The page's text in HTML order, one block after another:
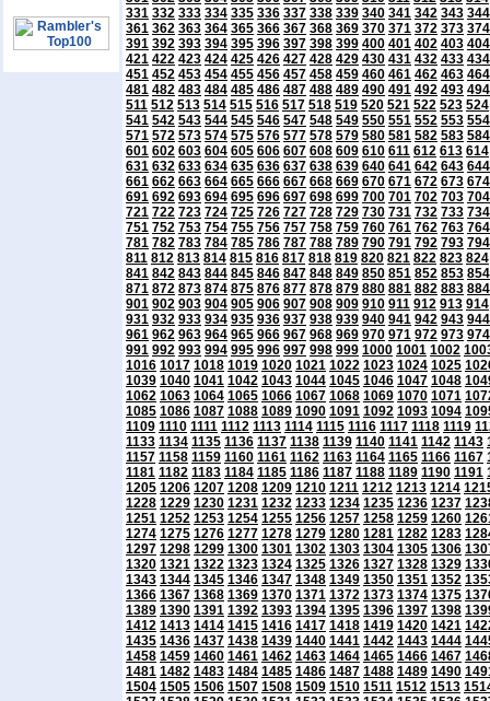
331 332 333 334 335 336 337 338 339 340 341 342 343 344
361 362 363 364 365 366 367 368 369 370 371 372 373 374
391 392 393 394 395 396 397 398 399 400 401 402 403 404
421 422 423 424 425 426 427 428 429 430 431 432 433 434
451 452 453 454 455 456 457 458 459 460 461 462 463 464
481 482 483 484 485 486 487 488 489 490 491 492 493 494
511 512 513 514 515 516 517 518 519 520 521 522 523 524
541 542 543 544 545 546 547 548 549 550 551 552 553 554
571 572 573 574 575 576 577 578 579 580 581 582 583 584
601 602 603 604 605 606 607 608 609 610 611 612 613 614
631 632 633 634 635 636 637 638 639 640 641 642 643 644
661 662 663 664 665 666 667 668 669 670 671 672 673 674
691 692 693 694 695 696 697 698 699 700 701 702 703 704
721 722 723 724 725 726 727 728 729 730 731 732 733 734
751 752 753 754 755 756 757 758 759 760 761 762 763 764
781 782 783 784 785 786 787 788 789 790 791 792 793 794
811 812 813 814 815 816 817 818 819 820 821 822 823 824
841 842 843 844 845 846 847 848 849 850 851 852 853 854
871 872 873 874 875 876 877 878 879 880 881 882 883 884
901 902 903 904 905 906 907 908 909 910 911 912 913 914
931 932 933 934 935 936 937 938 939 940 941 942 943 944
961 962 963 964 965 966 967 968 969 970 971 972 973 974
991 992 993 994 995 996 997 998 999 1000 1001 1002
1016 1017 1018 1019 1020 1021 1022 1023 1024 1025
1039 1040 1041 1042 1043 1044 1045 1046 1047 1048
1062 1063 1064 1065 1066 1067 1068 1069 1070 1071
1085 1086 1087 1088 1089 1090 1091 1092 1093 1094
1109 1110 1111 1112 1113 1114 1115 1116 1117 1118 1119
1133 1134 1135 1136 1137 1138 1139 1140 1141 1142 1143
1157 1158 1159 1160 1161 1162 1163 1164 1165 1166 1167
1181 1182 1183 1184 1185 1186 1187 1188 1189 1190 1191
1205 1206 1207 1208 1209 1210 1211 1212 1213 1214
1228 1229 1230 1231 1232 1233 1234 1235 1236 1237
1251 1252 1253 1254 1255 1256 1257 1258 1259 1260
1274 1275 1276 1277 1278 1279 1280 1281 1282 1283
1297 1298 1299 1300 1301 1302 1303 1304 1305 1306
1320 1321 1322 1323 1324 1325 1326 1327 1328 1329
1343 1344 1345 1346 1347 1348 1349 1350 1351 1352
1366 1367 1368 1369 1370 1371 1372 1373 1374 1375
1389 1390 1391 1392 1393 1394 1395 1396 1397 1398
1412 1413 1414 1415 1416 1417 1418 1419 1420 1421
1435 1436 1437 1438 1439 1440 1441 1442 1443 1444
1458 1459 1460 1461 1462 1463 1464 1465 1466 1467
1481 1482 1483 1484 1485 1486 1487 1488 1489 1490
1504 1505 1506 1507 1508 1509 1510 1511 1512 1513